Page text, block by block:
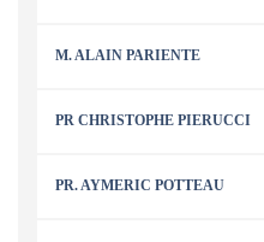
M. ALAIN PARIENTE
PR CHRISTOPHE PIERUCCI
PR. AYMERIC POTTEAU